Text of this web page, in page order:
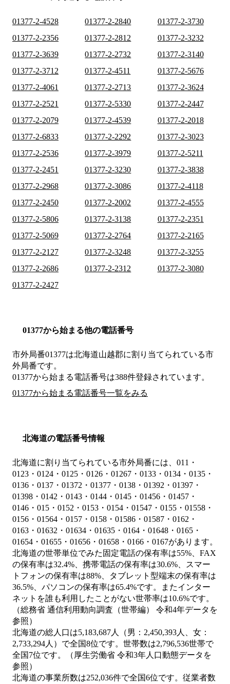
01377-2-4528 01377-2-2840
01377-2-3730
01377-2-2356
01377-2-2812
01377-2-3232
01377-2-3639
01377-2-2732
01377-2-3140
01377-2-3712
01377-2-4511
01377-2-5676
01377-2-4061
01377-2-2713
01377-2-3624
01377-2-2521
01377-2-5330
01377-2-2447
01377-2-2079
01377-2-4539
01377-2-2018
01377-2-6833
01377-2-2292
01377-2-3023
01377-2-2536
01377-2-3979
01377-2-5211
01377-2-2451
01377-2-3230
01377-2-3838
01377-2-2968
01377-2-3086
01377-2-4118
01377-2-2450
01377-2-2002
01377-2-4555
01377-2-5806
01377-2-3138
01377-2-2351
01377-2-5069
01377-2-2764
01377-2-2165
01377-2-2127
01377-2-3248
01377-2-3255
01377-2-2686
01377-2-2312
01377-2-3080
01377-2-2427
01377から始まる他の電話番号
市外局番01377は北海道山越郡に割り当てられている市
外局番です。
01377から始まる電話番号は388件登録されています。
01377から始まる電話番号一覧をみる
北海道の電話番号情報
北海道に割り当てられている市外局番には、011・
0123・0124・0125・0126・01267・0133・0134・0135・
0136・0137・01372・01377・0138・01392・01397・
01398・0142・0143・0144・0145・01456・01457・
0146・015・0152・0153・0154・01547・0155・01558・
0156・01564・0157・0158・01586・01587・0162・
0163・01632・01634・01635・0164・01648・0165・
01654・01655・01656・01658・0166・0167があります。
北海道の世帯単位でみた固定電話の保有率は55%、FAX
の保有率は32.4%、携帯電話の保有率は30.6%、スマー
トフォンの保有率は88%、タブレット型端末の保有率は
36.5%、パソコンの保有率は65.4%です。またインター
ネットを誰も利用したことがない世帯率は10.6%です。
（総務省 通信利用動向調査（世帯編） 令和4年データを
参照）
北海道の総人口は5,183,687人（男：2,450,393人、女：
2,733,294人）で全国8位です。世帯数は2,796,536世帯で
全国7位です。（厚生労働省 令和3年人口動態データを
参照）
北海道の事業所数は252,036件で全国6位です。従業者数